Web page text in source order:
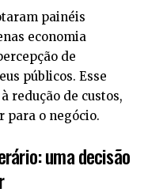
painéis
economia
de
públicos. Esse
redução de custos,
para o negócio.
uma decisão